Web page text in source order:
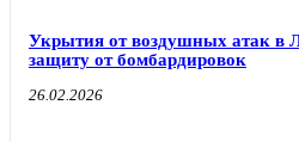
Укрытия от воздушных атак в
защиту от бомбардировок
26.02.2026